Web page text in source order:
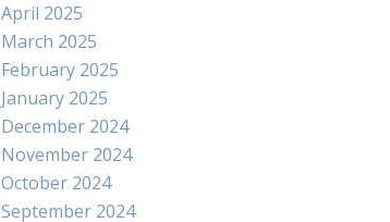
April 2025
March 2025
February 2025
January 2025
December 2024
November 2024
October 2024
September 2024